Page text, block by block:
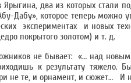
два из которых стали
Дабу», которое теперь можно
экспериментах и новых
покрытого золотом) и т. д.
не бывает: «… над
к результату тяжело.
не те, и орнамент, и сюжет… И